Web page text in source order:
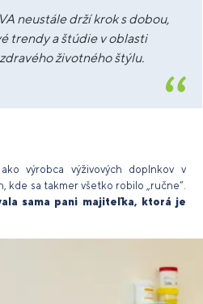
neustále drží krok s dobou,
trendy a štúdie v oblasti
životného štýlu.
výrobca výživových doplnkov v
kde sa takmer všetko robilo „ručne“.
sama pani majiteľka, ktorá je